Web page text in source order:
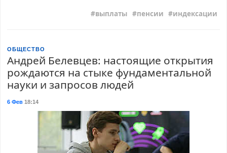
выплаты пенсии индексации
ОБЩЕСТВО
Андрей Белевцев: настоящие открытия
рождаются на стыке фундаментальной
науки и запросов людей
6 Фев18:14